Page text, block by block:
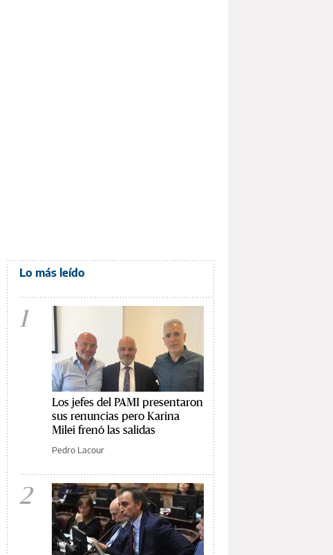
Lo más leído
1
Los jefes del PAMI presentaron
sus renuncias pero Karina
Milei frenó las salidas
Pedro Lacour
2